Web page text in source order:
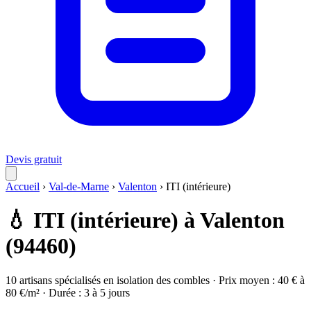
Devis gratuit
Accueil › Val-de-Marne › Valenton › ITI (intérieure)
💧 ITI (intérieure) à Valenton
(94460)
10 artisans spécialisés en isolation des combles · Prix moyen : 40 € à
80 €/m² · Durée : 3 à 5 jours